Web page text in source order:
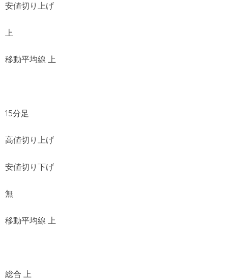
安値切り上げ
上
移動平均線 上
15分足
高値切り上げ
安値切り下げ
無
移動平均線 上
総合 上